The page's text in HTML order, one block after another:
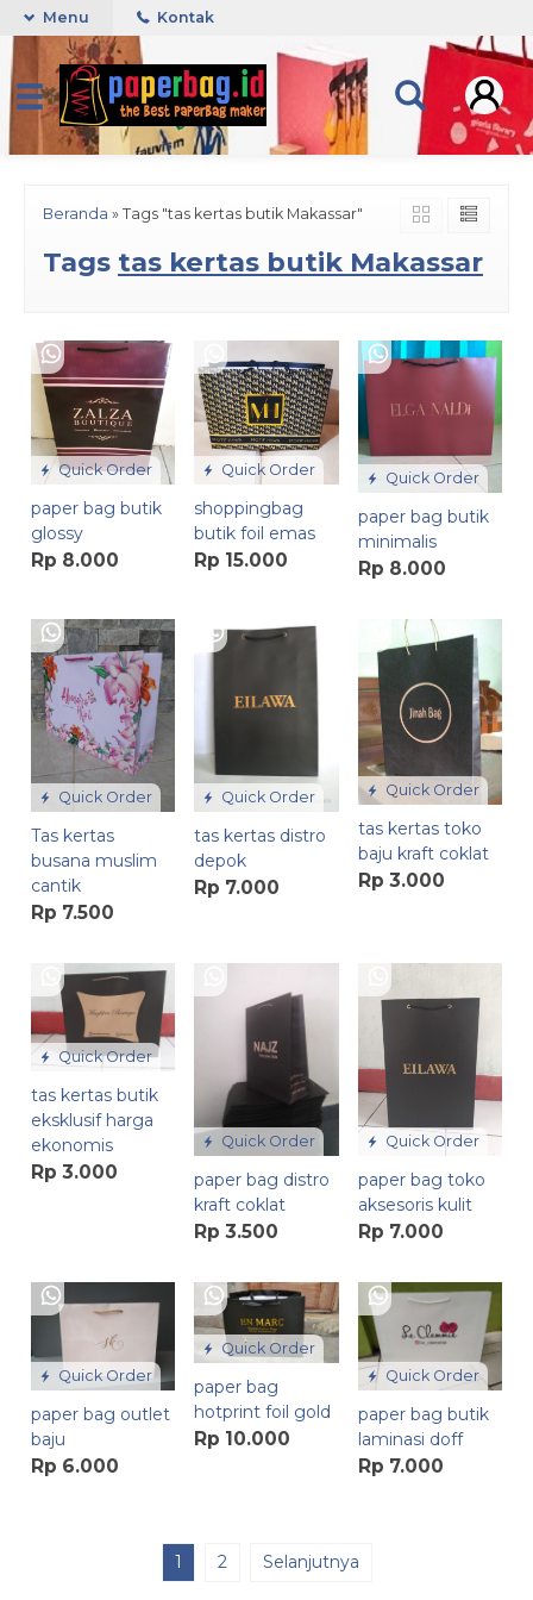
Menu Kontak
Beranda » Tags "tas kertas butik Makassar"
Tags tas kertas butik Makassar
Quick Order
paper bag butik
glossy
Rp 8.000
Quick Order
shoppingbag
butik foil emas
Rp 15.000
Quick Order
paper bag butik
minimalis
Rp 8.000
Quick Order
Tas kertas
busana muslim
cantik
Rp 7.500
Quick Order
tas kertas distro
depok
Rp 7.000
Quick Order
tas kertas toko
baju kraft coklat
Rp 3.000
Quick Order
tas kertas butik
eksklusif harga
ekonomis
Rp 3.000
Quick Order
paper bag distro
kraft coklat
Rp 3.500
Quick Order
paper bag toko
aksesoris kulit
Rp 7.000
Quick Order
paper bag outlet
baju
Rp 6.000
Quick Order
paper bag
hotprint foil gold
Rp 10.000
Quick Order
paper bag butik
laminasi doff
Rp 7.000
1 2 Selanjutnya